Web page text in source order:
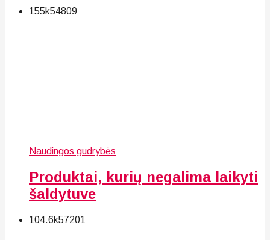
155k54809
Naudingos gudrybės
Produktai, kurių negalima laikyti
šaldytuve
104.6k57201